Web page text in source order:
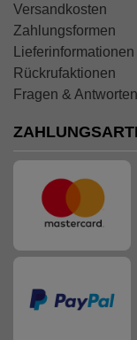
Versandkosten
Zahlungsformen
Lieferinformationen
Rückrufaktionen
Fragen & Antworten